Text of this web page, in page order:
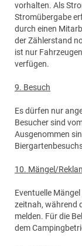
vorhalten. Als
Stromübergabe
durch einen
der Zählerstand
ist nur
verfügen.
9. Besuch
Es dürfen nur
Besucher sind
Ausgenommen
10. Mängel/
Eventuelle
zeitnah, während
melden. Für die
dem